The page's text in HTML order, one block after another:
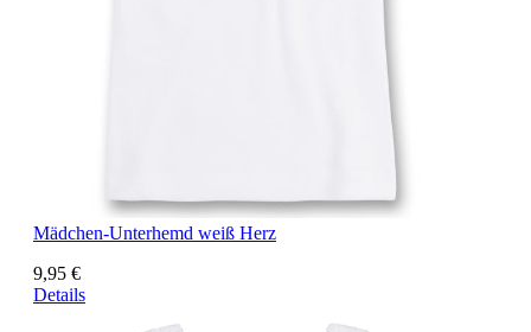
Mädchen-Unterhemd weiß Herz
9,95 €
Details